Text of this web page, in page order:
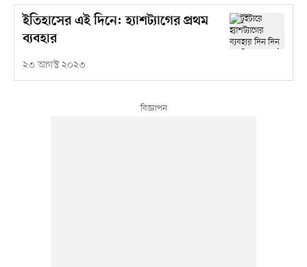
ইতিহাসের এই দিনে: হ্যাশট্যাগের প্রথম
ব্যবহার
২৩ আগস্ট ২০২৩